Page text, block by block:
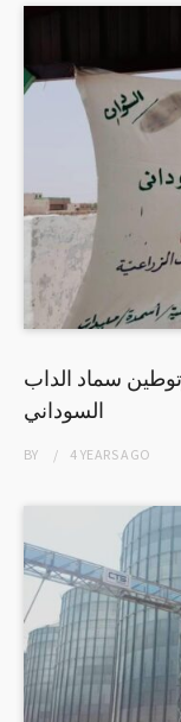
سماد الداب
السوداني
BY 4 YEARSAGO